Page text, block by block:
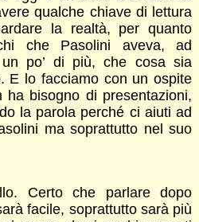
qualche chiave di lettura
la realtà, per quanto
che Pasolini aveva, ad
po’ di più, che cosa sia
E lo facciamo con un ospite
ha bisogno di presentazioni,
la parola perché ci aiuti ad
ma soprattutto nel suo
Certo che parlare dopo
facile, soprattutto sarà più